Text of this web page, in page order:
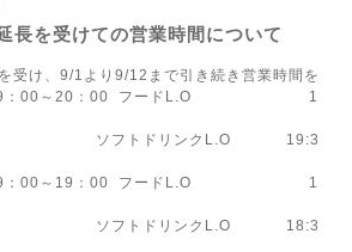
長を受けての営業時間について
受け、9/1より9/12まで引き続き営業時間を
：00～20：00 フードL.O 1
リンクL.O 19:3
：00～19：00 フードL.O 1
リンクL.O 18:3